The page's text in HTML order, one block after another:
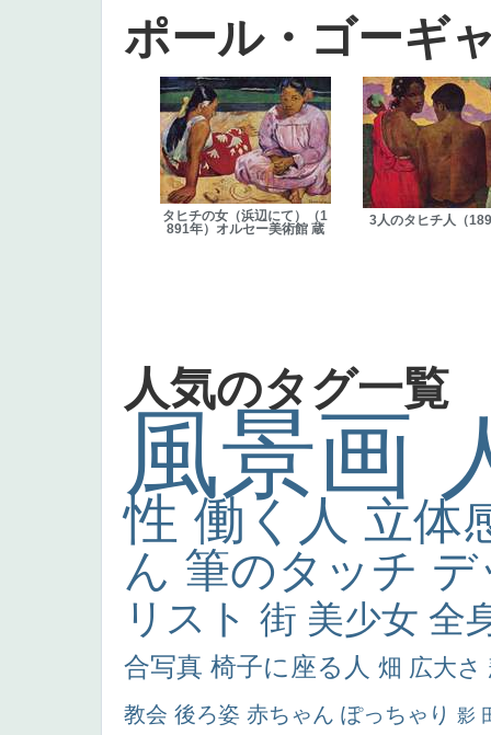
ポール・ゴーギ
タヒチの女（浜辺にて）（1
891年）オルセー美術館 蔵
3人のタヒチ人（
人気のタグ一覧
風景画
性 働く人 立体
ん 筆のタッチ
リスト 街 美少女 全
合写真 椅子に座る人 畑 広大さ
教会 後ろ姿 赤ちゃん ぽっちゃり 影